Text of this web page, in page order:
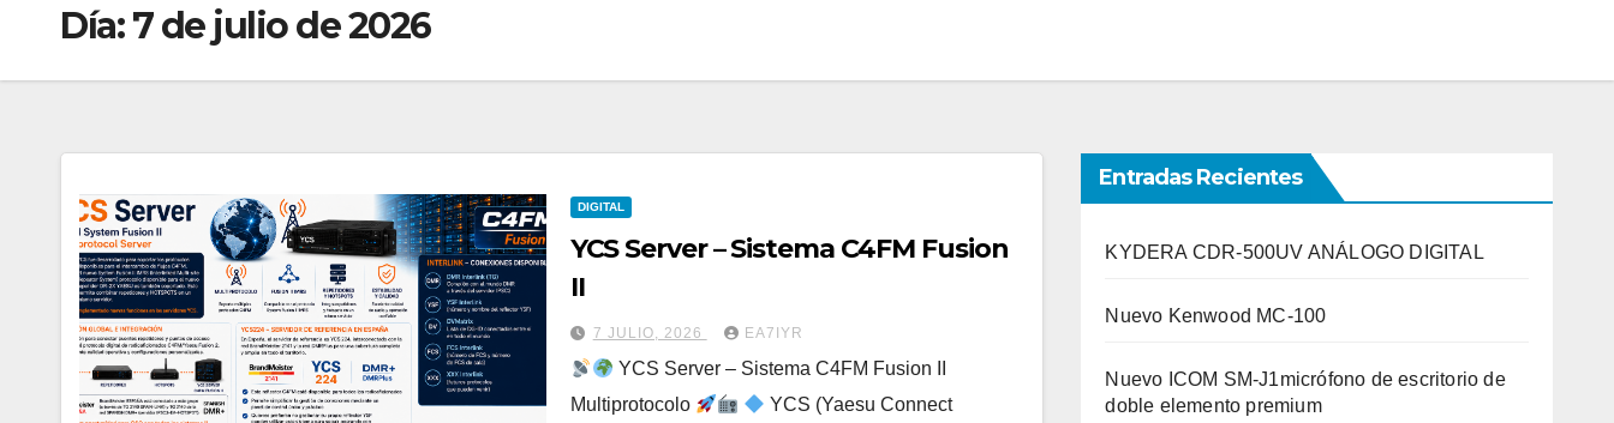
Día:7 de julio de 2026
DIGITAL
YCS Server – Sistema C4FM Fusion
II
7 JULIO, 2026 EA7IYR
YCS Server – Sistema C4FM Fusion II
Multiprotocolo
YCS (Yaesu Connect
Entradas Recientes
KYDERA CDR-500UV ANÁLOGO DIGITAL
Nuevo Kenwood MC-100
Nuevo ICOM SM-J1micrófono de escritorio de
doble elemento premium